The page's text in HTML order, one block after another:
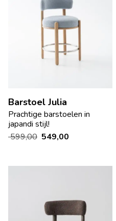
Barstoel Julia
Prachtige barstoelen in
japandi stijl!
599,00 549,00